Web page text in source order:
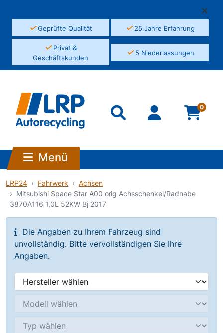
✓Geprüfte Qualität ✓25 Jahre Erfahrung
✓Privat &
Geschäftskunden
✓5 Niederlassungen
0
Menü
LRP24 Fahrwerk
Achsen
Mitsubishi Space Star A00 orig Achsschenkel/Radnabe
3870A116 1,0L 52KW Bj 2017
Die Angaben zu Ihrem Fahrzeug sind
unvollständig. Bitte vervollständigen Sie Ihre
Angaben.